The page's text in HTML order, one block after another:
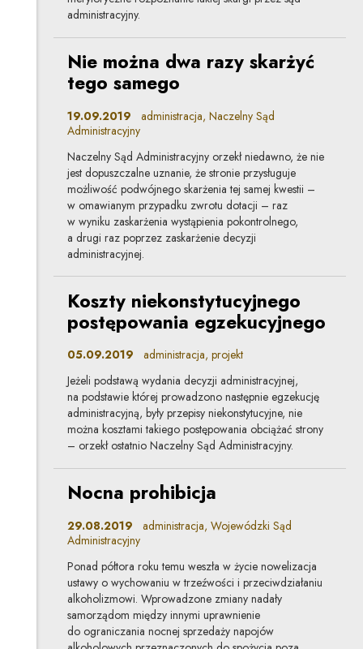
administracyjny.
Nie można dwa razy skarżyć
tego samego
19.09.2019 administracja, Naczelny Sąd
Administracyjny
Naczelny Sąd Administracyjny orzekł niedawno, że nie
jest dopuszczalne uznanie, że stronie przysługuje
możliwość podwójnego skarżenia tej samej kwestii –
w omawianym przypadku zwrotu dotacji – raz
w wyniku zaskarżenia wystąpienia pokontrolnego,
a drugi raz poprzez zaskarżenie decyzji
administracyjnej.
Koszty niekonstytucyjnego
postępowania egzekucyjnego
05.09.2019 administracja, projekt
Jeżeli podstawą wydania decyzji administracyjnej,
na podstawie której prowadzono następnie egzekucję
administracyjną, były przepisy niekonstytucyjne, nie
można kosztami takiego postępowania obciążać strony
– orzekł ostatnio Naczelny Sąd Administracyjny.
Nocna prohibicja
29.08.2019 administracja, Wojewódzki Sąd
Administracyjny
Ponad półtora roku temu weszła w życie nowelizacja
ustawy o wychowaniu w trzeźwości i przeciwdziałaniu
alkoholizmowi. Wprowadzone zmiany nadały
samorządom między innymi uprawnienie
do ograniczania nocnej sprzedaży napojów